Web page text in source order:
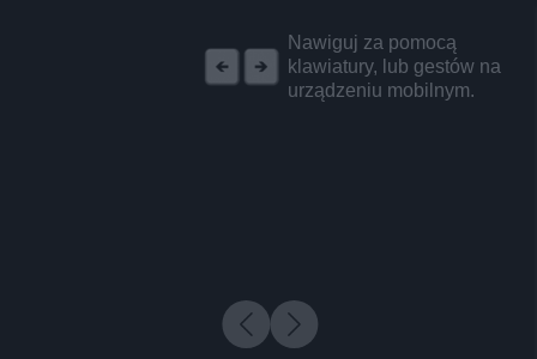
Nawiguj za pomocą
klawiatury, lub gestów na
urządzeniu mobilnym.